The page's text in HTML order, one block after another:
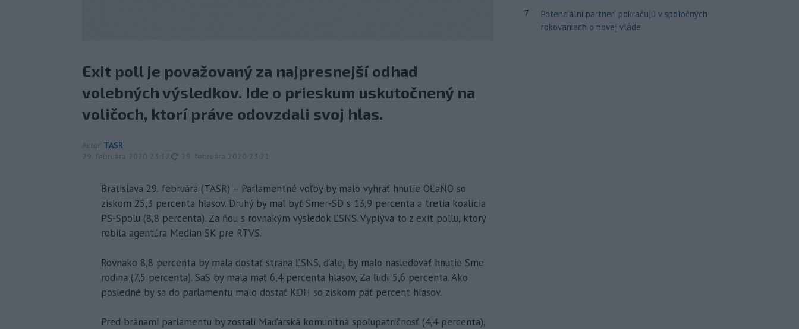
Exit poll je považovaný za najpresnejší odhad
volebných výsledkov. Ide o prieskum uskutočnený na
voličoch, ktorí práve odovzdali svoj hlas.
Autor TASR
29. februára 2020 23:17
aktualizované
29. februára 2020 23:21
Bratislava 29. februára (TASR) – Parlamentné voľby by malo vyhrať hnutie OĽaNO so
ziskom 25,3 percenta hlasov. Druhý by mal byť Smer-SD s 13,9 percenta a tretia koalícia
PS-Spolu (8,8 percenta). Za ňou s rovnakým výsledok ĽSNS. Vyplýva to z exit pollu, ktorý
robila agentúra Median SK pre RTVS.
Rovnako 8,8 percenta by mala dostať strana ĽSNS, ďalej by malo nasledovať hnutie Sme
rodina (7,5 percenta). SaS by mala mať 6,4 percenta hlasov, Za ľudí 5,6 percenta. Ako
posledné by sa do parlamentu malo dostať KDH so ziskom päť percent hlasov.
Pred bránami parlamentu by zostali Maďarská komunitná spolupatričnosť (4,4 percenta),
7
Potenciálni partneri pokračujú v spoločných
rokovaniach o novej vláde